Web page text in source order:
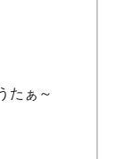
たぁ～